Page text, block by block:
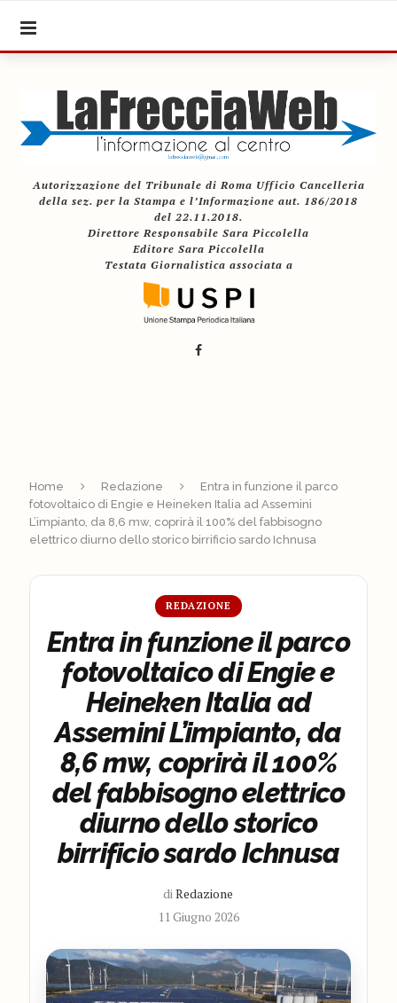
Autorizzazione del Tribunale di Roma Ufficio Cancelleria
della sez. per la Stampa e l’Informazione aut. 186/2018
del 22.11.2018.
Direttore Responsabile Sara Piccolella
Editore Sara Piccolella
Testata Giornalistica associata a
Home Redazione
Entra in funzione il parco
fotovoltaico di Engie e Heineken Italia ad Assemini
L’impianto, da 8,6 mw, coprirà il 100% del fabbisogno
elettrico diurno dello storico birrificio sardo Ichnusa
REDAZIONE
Entra in funzione il parco
fotovoltaico di Engie e
Heineken Italia ad
Assemini L’impianto, da
8,6 mw, coprirà il 100%
del fabbisogno elettrico
diurno dello storico
birrificio sardo Ichnusa
diRedazione
11 Giugno 2026